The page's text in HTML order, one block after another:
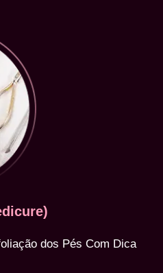
dos Pés Com Dica